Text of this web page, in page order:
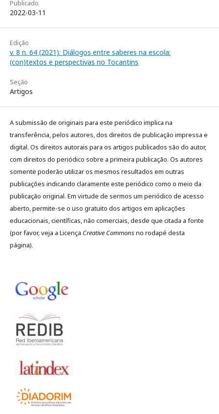
Publicado
2022-03-11
Edição
v. 8 n. 64 (2021): Diálogos entre saberes na escola:
(con)textos e perspectivas no Tocantins
Seção
Artigos
A submissão de originais para este periódico implica na
transferência, pelos autores, dos direitos de publicação impressa e
digital. Os direitos autorais para os artigos publicados são do autor,
com direitos do periódico sobre a primeira publicação. Os autores
somente poderão utilizar os mesmos resultados em outras
publicações indicando claramente este periódico como o meio da
publicação original. Em virtude de sermos um periódico de acesso
aberto, permite-se o uso gratuito dos artigos em aplicações
educacionais, científicas, não comerciais, desde que citada a fonte
(por favor, veja a Licença Creative Commonsno rodapé desta
página).